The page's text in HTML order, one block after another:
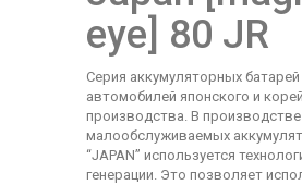
eye] 80 JR
Cерия аккумуляторных
автомобилей японского и
производства. В производстве
малообслуживаемых
“JAPAN” используется
генерации. Это позволяет